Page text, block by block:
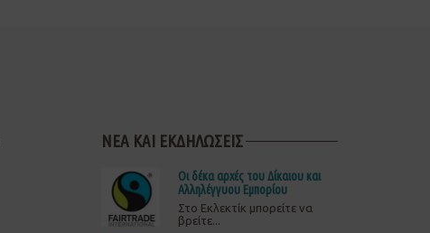
ΝΕΑ ΚΑΙ ΕΚΔΗΛΩΣΕΙΣ
Οι δέκα αρχές του Δίκαιου και
Αλληλέγγυου Εμπορίου
Στο Εκλεκτίκ μπορείτε να
βρείτε...